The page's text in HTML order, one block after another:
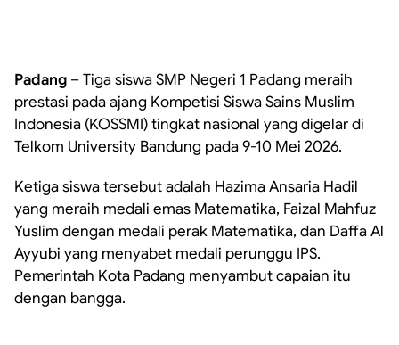
Padang – Tiga siswa SMP Negeri 1 Padang meraih
prestasi pada ajang Kompetisi Siswa Sains Muslim
Indonesia (KOSSMI) tingkat nasional yang digelar di
Telkom University Bandung pada 9-10 Mei 2026.
Ketiga siswa tersebut adalah Hazima Ansaria Hadil
yang meraih medali emas Matematika, Faizal Mahfuz
Yuslim dengan medali perak Matematika, dan Daffa Al
Ayyubi yang menyabet medali perunggu IPS.
Pemerintah Kota Padang menyambut capaian itu
dengan bangga.